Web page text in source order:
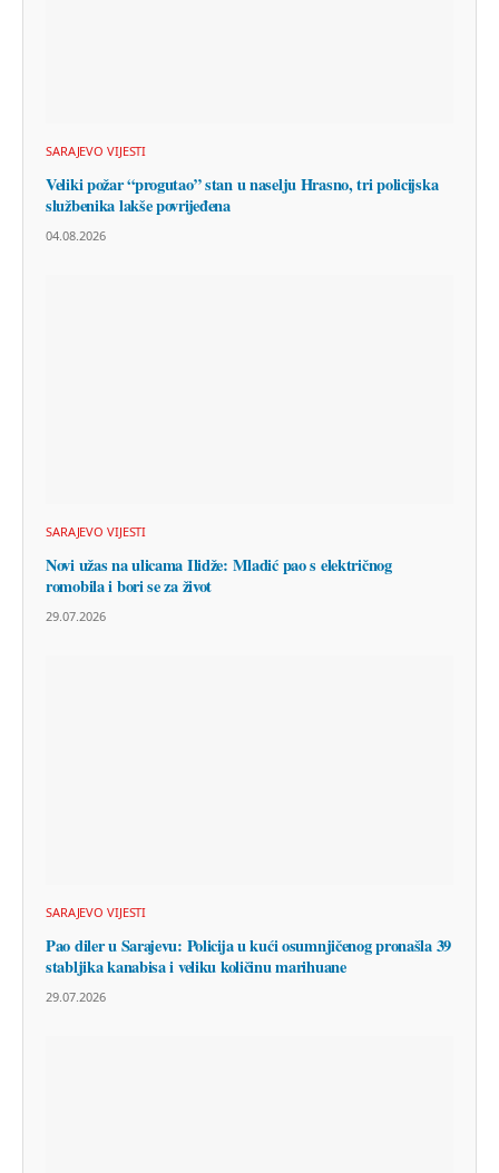
SARAJEVO VIJESTI
Veliki požar “progutao” stan u naselju Hrasno, tri policijska
službenika lakše povrijeđena
04.08.2026
SARAJEVO VIJESTI
Novi užas na ulicama Ilidže: Mladić pao s električnog
romobila i bori se za život
29.07.2026
SARAJEVO VIJESTI
Pao diler u Sarajevu: Policija u kući osumnjičenog pronašla 39
stabljika kanabisa i veliku količinu marihuane
29.07.2026